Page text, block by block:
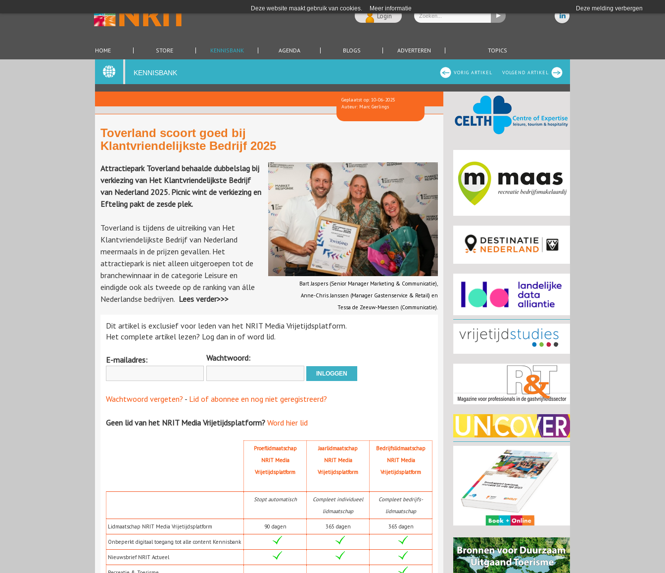
Deze website maakt gebruik van cookies. Meer informatie Deze melding verbergen
Login
HOME STORE KENNISBANK AGENDA BLOGS ADVERTEREN TOPICS
VOLGEND ARTIKEL
VORIG ARTIKEL
KENNISBANK
Geplaatst op: 10-06-2025
Auteur: Marc Gerlings
Toverland scoort goed bij
Klantvriendelijkste Bedrijf 2025
Bart Jaspers (Senior Manager Marketing & Communicatie),
Anne-Chris Janssen (Manager Gastenservice & Retail) en
Tessa de Zeeuw-Maessen (Communicatie).
Attractiepark Toverland behaalde dubbelslag bij
verkiezing van Het Klantvriendelijkste Bedrijf
van Nederland 2025. Picnic wint de verkiezing en
Efteling pakt de zesde plek.
Toverland is tijdens de uitreiking van Het
Klantvriendelijkste Bedrijf van Nederland
meermaals in de prijzen gevallen. Het
attractiepark is niet alleen uitgeroepen tot de
branchewinnaar in de categorie Leisure en
eindigde ook als tweede op de ranking van álle
Nederlandse bedrijven. Lees verder>>>
Dit artikel is exclusief voor leden van het NRIT Media Vrijetijdsplatform.
Het complete artikel lezen? Log dan in of word lid.
E-mailadres: Wachtwoord:
Wachtwoord vergeten? - Lid of abonnee en nog niet geregistreerd?
Geen lid van het NRIT Media Vrijetijdsplatform? Word hier lid
Proeflidmaatschap
NRIT Media
Vrijetijdsplatform
Jaarlidmaatschap
NRIT Media
Vrijetijdsplatform
Bedrijfslidmaatschap
NRIT Media
Vrijetijdsplatform
Stopt automatisch
Compleet individueel
lidmaatschap
Compleet bedrijfs-
lidmaatschap
Lidmaatschap NRIT Media Vrijetijdsplatform 90 dagen 365 dagen 365 dagen
Onbeperkt digitaal toegang tot alle content Kennisbank
Nieuwsbrief NRIT Actueel